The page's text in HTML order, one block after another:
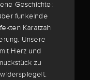
Geschichte:
funkelnde
Karatzahl
Unsere
Herz und
zu